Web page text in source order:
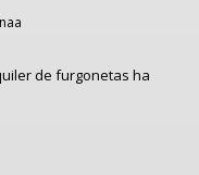
de furgonetas ha